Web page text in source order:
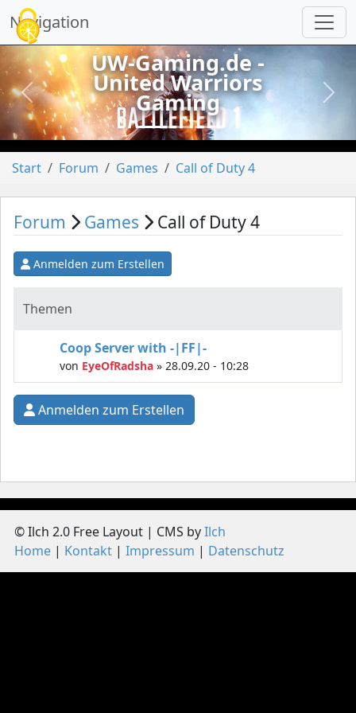
Navigation
vorheriges
UW-Gaming.de -
United Warriors
Gaming
Start Forum Games Call of Duty 4
Forum Games Call of Duty 4
Anmelden zum Erstellen
Themen
Coop Server with -|FF|-
von EyeOfRadsha » 28.09.20 - 10:28
Anmelden zum Erstellen
© Ilch 2.0 Free Layout | CMS byIlch
Home
Kontakt Impressum Datenschutz
Cookie-Einstellungen